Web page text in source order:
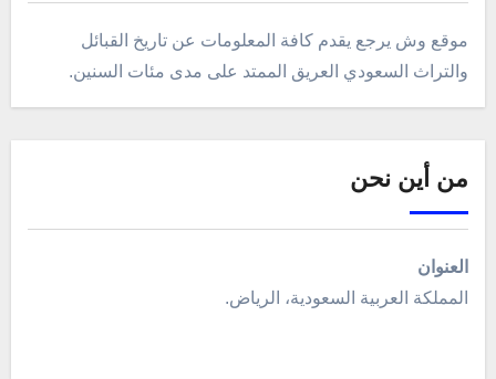
موقع وش يرجع يقدم كافة المعلومات عن تاريخ القبائل
والتراث السعودي العريق الممتد على مدى مئات السنين.
من أين نحن
العنوان
المملكة العربية السعودية، الرياض.